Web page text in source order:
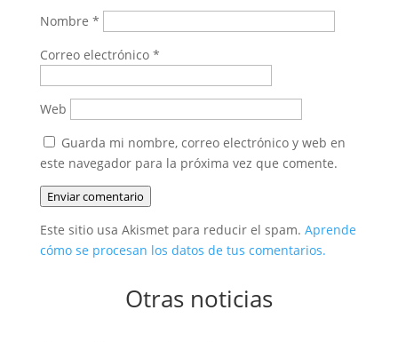
Nombre *
Correo electrónico *
Web
Guarda mi nombre, correo electrónico y web en
este navegador para la próxima vez que comente.
Enviar comentario
Este sitio usa Akismet para reducir el spam. Aprende
cómo se procesan los datos de tus comentarios.
Otras noticias